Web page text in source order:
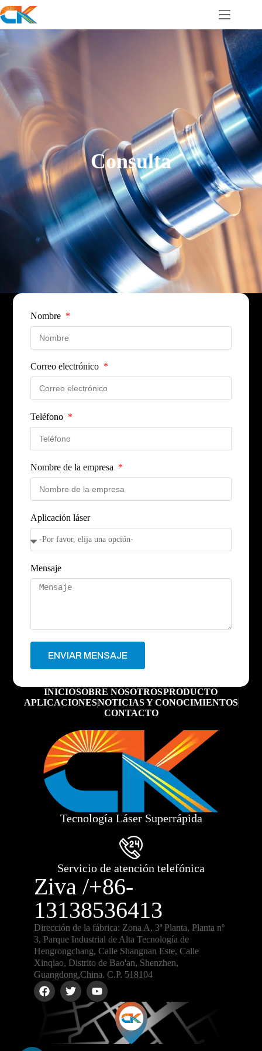
Consulta
Nombre
Correo electrónico
Teléfono
Nombre de la empresa
Aplicación láser
Mensaje
ENVIAR MENSAJE
INICIOSOBRE NOSOTROSPRODUCTO
APLICACIONESNOTICIAS Y CONOCIMIENTOS
CONTACTO
Tecnología Láser Superrápida
Servicio de atención telefónica
Ziva /+86-
13138536413
Dirección de la fábrica: Zona A, 3ª Planta, Planta nº
3, Parque Industrial de Alta Tecnología de
Hengrongchang, Calle Shangnan Este, Calle
Xinqiao, Distrito de Bao'an, Shenzhen,
Guangdong,China. C.P. 518104